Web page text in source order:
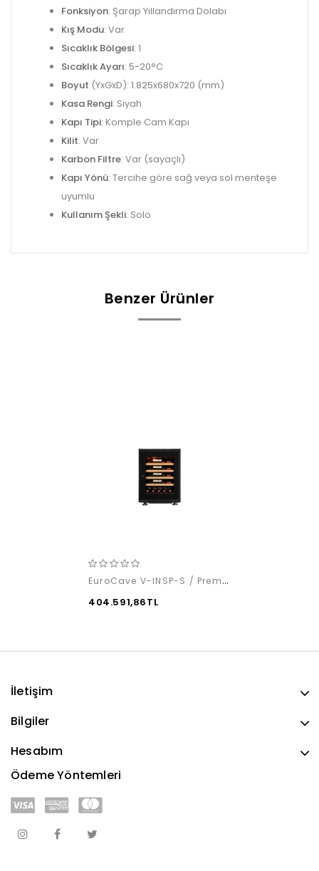
Fonksiyon: Şarap Yıllandırma Dolabı
Kış Modu: Var
Sıcaklık Bölgesi: 1
Sıcaklık Ayarı: 5-20°C
Boyut (YxGxD): 1.825x680x720 (mm)
Kasa Rengi: Siyah
Kapı Tipi: Komple Cam Kapı
Kilit: Var
Karbon Filtre: Var (sayaçlı)
Kapı Yönü: Tercihe göre sağ veya sol menteşe
uyumlu
Kullanım Şekli: Solo
Benzer Ürünler
EuroCave V-INSP-S / Premium Pack
404.591,86TL
İletişim
Bilgiler
Hesabım
Ödeme Yöntemleri